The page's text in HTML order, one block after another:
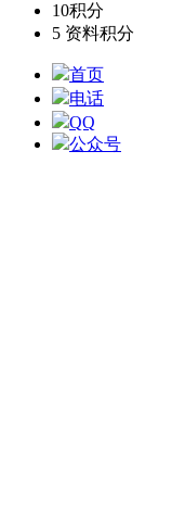
10积分
5 资料积分
首页
电话
QQ
公众号